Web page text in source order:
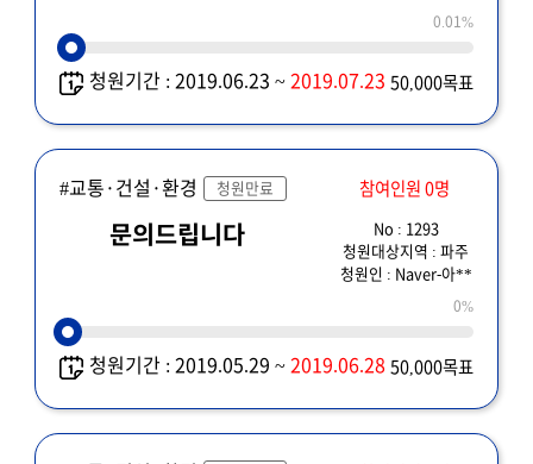
0.01%
청원기간 : 2019.06.23 ~2019.07.23 50,000목표
#교통·건설·환경 청원만료 참여인원 0명
문의드립니다
No : 1293
청원대상지역 : 파주
청원인 : Naver-아**
0%
청원기간 : 2019.05.29 ~2019.06.28 50,000목표